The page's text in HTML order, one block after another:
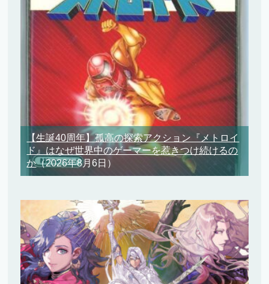
【生誕40周年】孤高の探索アクション『メトロイ
ド』はなぜ世界中のゲーマーを惹きつけ続けるの
か（2026年8月6日）